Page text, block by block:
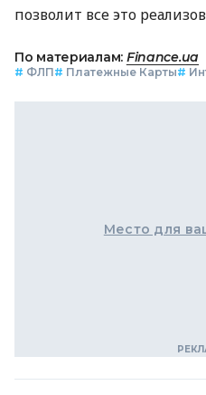
позволит все это
По материалам: Finance.ua
# ФЛП# Платежные Карты#
Место для